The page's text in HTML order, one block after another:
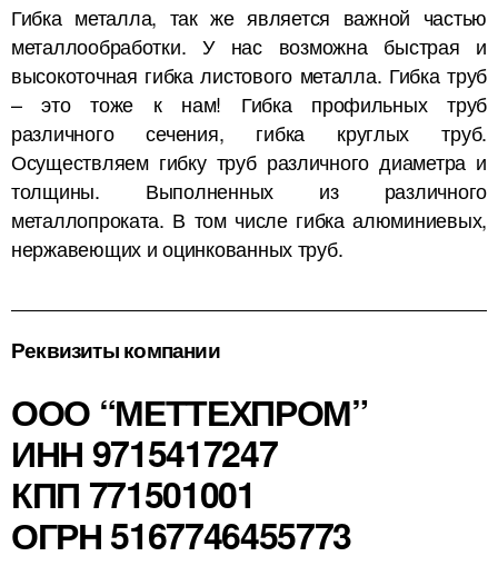
Гибка металла, так же является важной частью
металлообработки. У нас возможна быстрая и
высокоточная гибка листового металла. Гибка труб
– это тоже к нам! Гибка профильных труб
различного сечения, гибка круглых труб.
Осуществляем гибку труб различного диаметра и
толщины. Выполненных из различного
металлопроката. В том числе гибка алюминиевых,
нержавеющих и оцинкованных труб.
Реквизиты компании
ООО “МЕТТЕХПРОМ”
ИНН 9715417247
КПП 771501001
ОГРН 5167746455773